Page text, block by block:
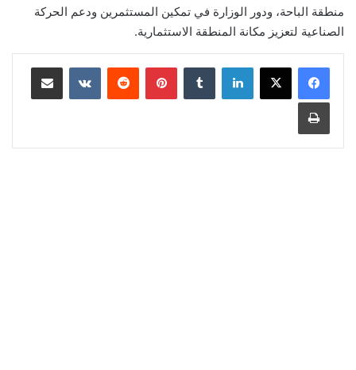
منطقة الباحة، ودور الوزارة في تمكين المستثمرين ودعم الحركة
الصناعية لتعزيز مكانة المنطقة الاستثمارية.
لينكدإن بينتيريست